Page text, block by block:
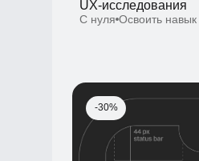
7 сентября 1.5 месяца